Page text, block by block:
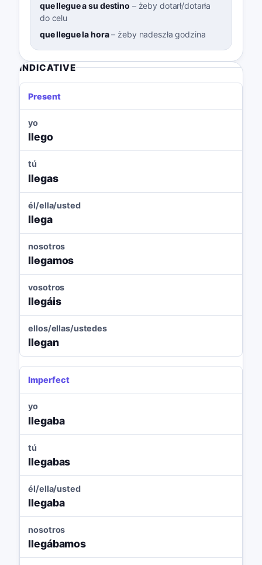
que llegue a su destino – żeby dotarł/dotarła
do celu
que llegue la hora– żeby nadeszła godzina
INDICATIVE
Present
yo
llego
tú
llegas
él/ella/usted
llega
nosotros
llegamos
vosotros
llegáis
ellos/ellas/ustedes
llegan
Imperfect
yo
llegaba
tú
llegabas
él/ella/usted
llegaba
nosotros
llegábamos